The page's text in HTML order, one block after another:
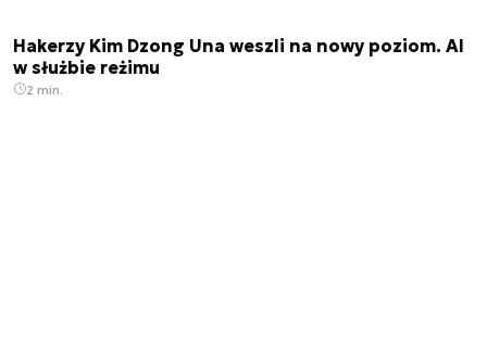
Hakerzy Kim Dzong Una weszli na nowy poziom. AI
w służbie reżimu
2 min.